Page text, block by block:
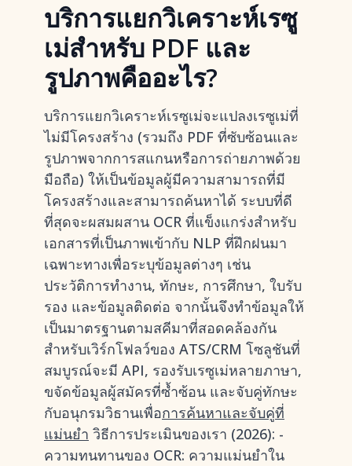
บริการแยกวิเคราะห์เรซู
เม่สำหรับ PDF และ
รูปภาพคืออะไร?
บริการแยกวิเคราะห์เรซูเม่จะแปลงเรซูเม่ที่
ไม่มีโครงสร้าง (รวมถึง PDF ที่ซับซ้อนและ
รูปภาพจากการสแกนหรือการถ่ายภาพด้วย
มือถือ) ให้เป็นข้อมูลผู้มีความสามารถที่มี
โครงสร้างและสามารถค้นหาได้ ระบบที่ดี
ที่สุดจะผสมผสาน OCR ที่แข็งแกร่งสำหรับ
เอกสารที่เป็นภาพเข้ากับ NLP ที่ฝึกฝนมา
เฉพาะทางเพื่อระบุข้อมูลต่างๆ เช่น
ประวัติการทำงาน, ทักษะ, การศึกษา, ใบรับ
รอง และข้อมูลติดต่อ จากนั้นจึงทำข้อมูลให้
เป็นมาตรฐานตามสคีมาที่สอดคล้องกัน
สำหรับเวิร์กโฟลว์ของ ATS/CRM โซลูชันที่
สมบูรณ์จะมี API, รองรับเรซูเม่หลายภาษา,
ขจัดข้อมูลผู้สมัครที่ซ้ำซ้อน และจับคู่ทักษะ
กับอนุกรมวิธานเพื่อการค้นหาและจับคู่ที่
แม่นยำ วิธีการประเมินของเรา (2026): -
ความทนทานของ OCR: ความแม่นยำใน